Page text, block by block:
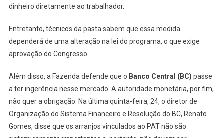
dinheiro diretamente ao trabalhador.
Entretanto, técnicos da pasta sabem que essa medida
dependerá de uma alteração na lei do programa, o que exige
aprovação do Congresso.
Além disso, a Fazenda defende que o Banco Central (BC) passe
a ter ingerência nesse mercado. A autoridade monetária, por fim,
não quer a obrigação. Na última quinta-feira, 24, o diretor de
Organização do Sistema Financeiro e Resolução do BC, Renato
Gomes, disse que os arranjos vinculados ao PAT não são